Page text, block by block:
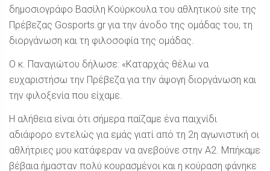
δημοσιογράφο Βασίλη Κούρκουλατου αθλητικού site της
Πρέβεζας Gosports.gr για την άνοδο της ομάδας του, τη
διοργάνωση και τη φιλοσοφία της ομάδας.
Ο κ. Παναγιώτου δήλωσε: «Καταρχάς θέλω να
ευχαριστήσω την Πρέβεζα για την άψογη διοργάνωση και
την φιλοξενία που είχαμε.
Η αλήθεια είναι ότι σήμερα παίζαμε ένα παιχνίδι
αδιάφορο εντελώς για εμάς γιατί από τη 2η αγωνιστική οι
αθλήτριες μου κατάφεραν να ανεβούνε στην Α2. Μπήκαμε
βέβαια ήμασταν πολύ κουρασμένοι και η κούραση φάνηκε